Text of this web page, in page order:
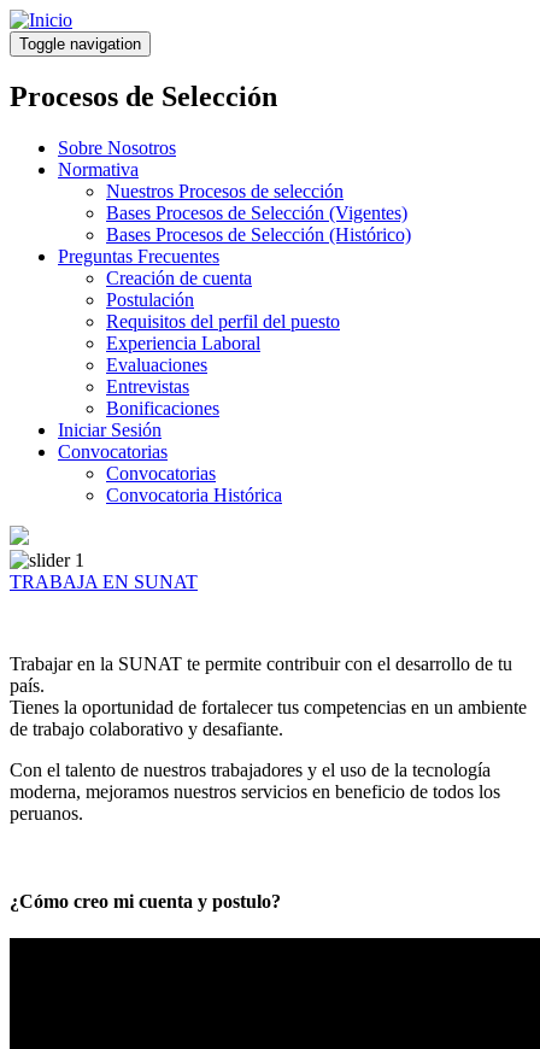
Pasar
al
contenido
principal
Toggle navigation
Procesos de Selección
Sobre Nosotros
Normativa
Nuestros Procesos de selección
Bases Procesos de Selección (Vigentes)
Bases Procesos de Selección (Histórico)
Preguntas Frecuentes
Creación de cuenta
Postulación
Requisitos del perfil del puesto
Experiencia Laboral
Evaluaciones
Entrevistas
Bonificaciones
Iniciar Sesión
Convocatorias
Convocatorias
Convocatoria Histórica
TRABAJA EN SUNAT
Trabajar en la SUNAT te permite contribuir con el desarrollo de tu
país.
Tienes la oportunidad de fortalecer tus competencias en un ambiente
de trabajo colaborativo y desafiante.
Con el talento de nuestros trabajadores y el uso de la tecnología
moderna, mejoramos nuestros servicios en beneficio de todos los
peruanos.
¿Cómo creo mi cuenta y postulo?